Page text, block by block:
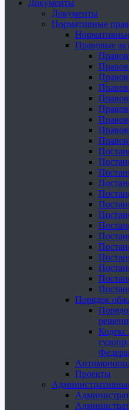
Документы
Документы
Нормативные
Правовые
Порядок
Кодекс
Проекты